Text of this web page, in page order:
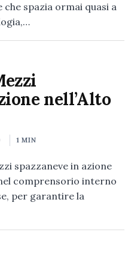
spazia ormai quasi a
nell’Alto
1 MIN
spazzaneve in azione
comprensorio interno
per garantire la